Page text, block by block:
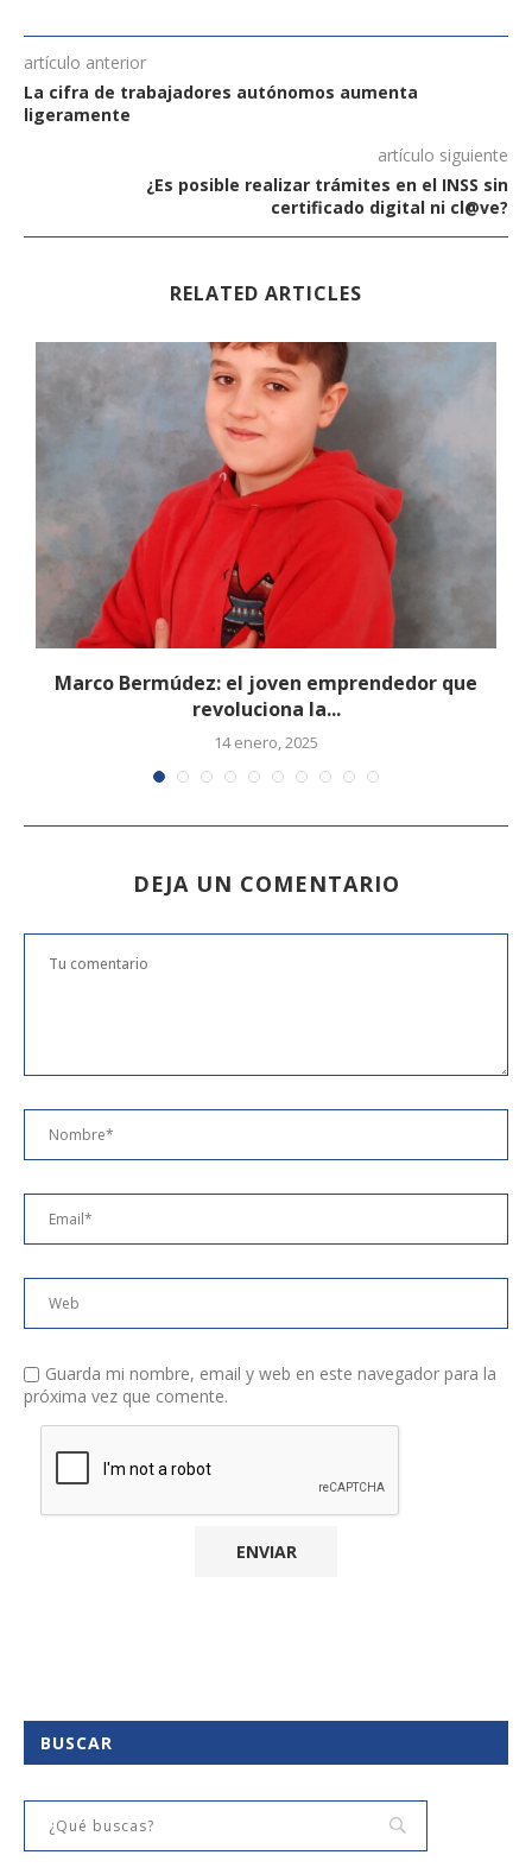
artículo anterior
La cifra de trabajadores autónomos aumenta
ligeramente
artículo siguiente
¿Es posible realizar trámites en el INSS sin
certificado digital ni cl@ve?
RELATED ARTICLES
Marco Bermúdez: el joven emprendedor que
revoluciona la...
14 enero, 2025
DEJA UN COMENTARIO
Guarda mi nombre, email y web en este navegador para la
próxima vez que comente.
BUSCAR